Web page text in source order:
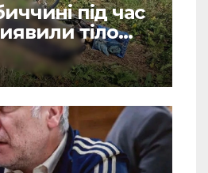
під час
тіло